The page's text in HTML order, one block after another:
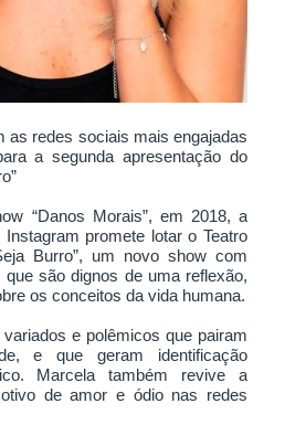
as redes sociais mais engajadas
a segunda apresentação do
“Danos Morais”, em 2018, a
promete lotar o Teatro
Burro”, um novo show com
são dignos de uma reflexão,
os conceitos da vida humana.
e polêmicos que pairam
e que geram identificação
Marcela também revive a
de amor e ódio nas redes